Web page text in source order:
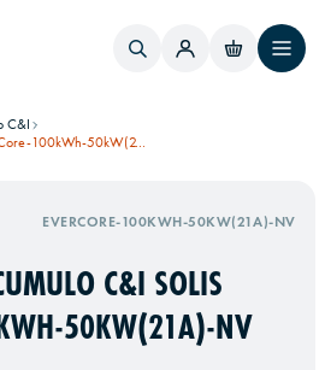
C&I
Sistema di accumulo C&I Solis EverCore-100kWh-50kW(21A)-NV
EVERCORE-100KWH-50KW(21A)-NV
C&I SOLIS
50KW(21A)-NV